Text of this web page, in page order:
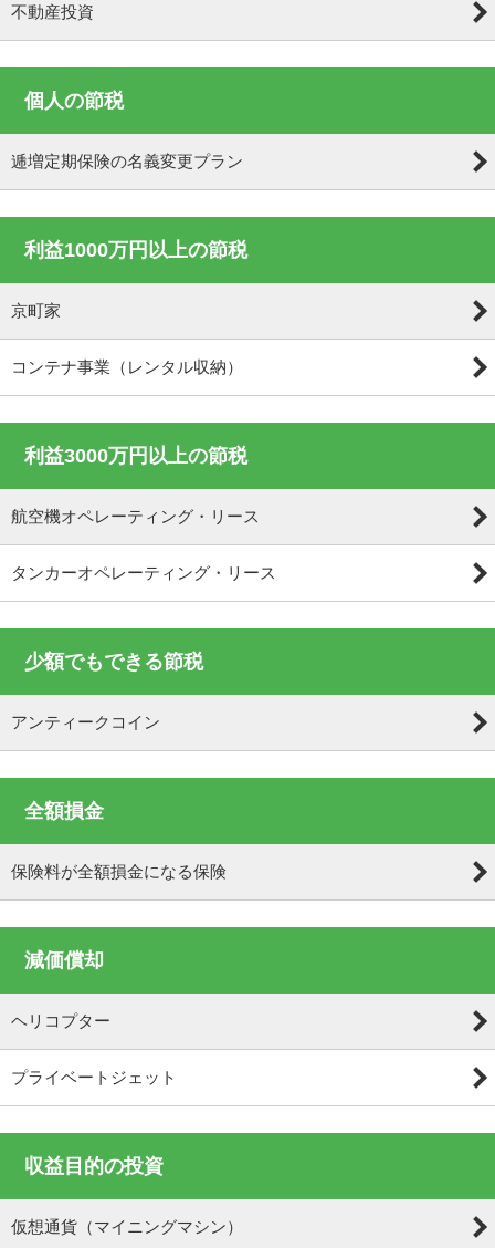
不動産投資
個人の節税
逓増定期保険の名義変更プラン
利益1000万円以上の節税
京町家
コンテナ事業（レンタル収納）
利益3000万円以上の節税
航空機オペレーティング・リース
タンカーオペレーティング・リース
少額でもできる節税
アンティークコイン
全額損金
保険料が全額損金になる保険
減価償却
ヘリコプター
プライベートジェット
収益目的の投資
仮想通貨（マイニングマシン）